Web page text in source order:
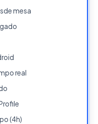
mesa
real
(4h)